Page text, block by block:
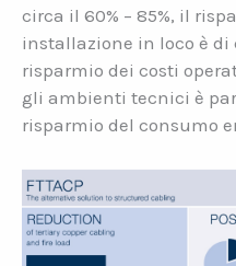
circa il 60% – 85%, il
installazione in loco è di
risparmio dei costi
gli ambienti tecnici è
risparmio del consumo